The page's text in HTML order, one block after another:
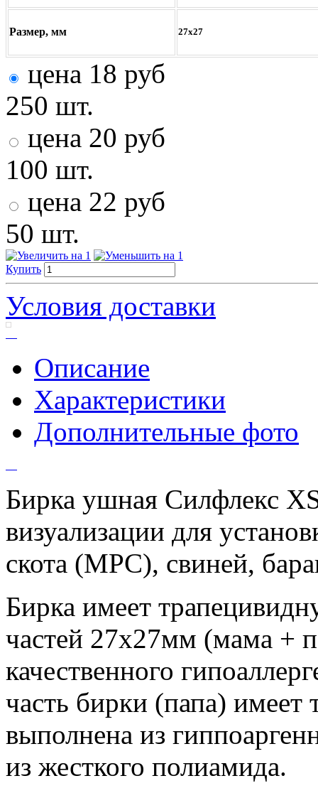
Размер, мм 27х27
цена 18 руб
250 шт.
цена 20 руб
100 шт.
цена 22 руб
50 шт.
Купить
Условия доставки
Описание
Характеристики
Дополнительные фото
Бирка ушная Силфлекс
визуализации для
скота (МРС), свиней,
Бирка имеет
частей 27х27мм (мама +
качественного
часть бирки (папа)
выполнена из
из жесткого полиамида.